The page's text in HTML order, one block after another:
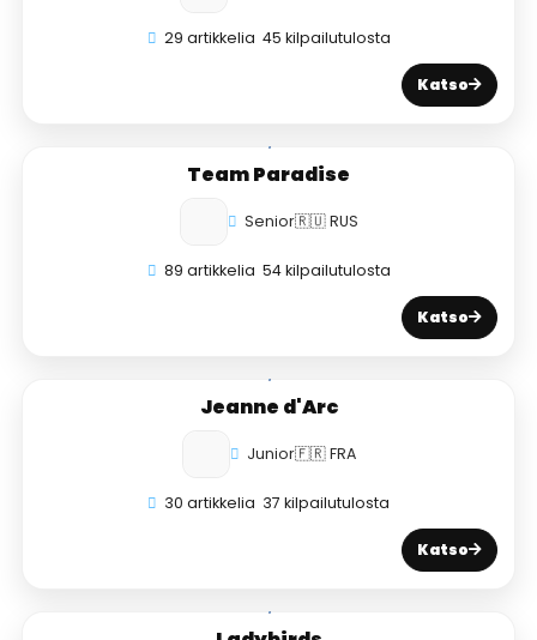
29 artikkelia 45 kilpailutulosta
Katso
Team Paradise
Senior🇷🇺 RUS
89 artikkelia 54 kilpailutulosta
Katso
Jeanne d'Arc
Junior🇫🇷 FRA
30 artikkelia 37 kilpailutulosta
Katso